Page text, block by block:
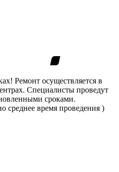
Ремонт осуществляется в
Специалисты проведут
сроками.
среднее время проведения )